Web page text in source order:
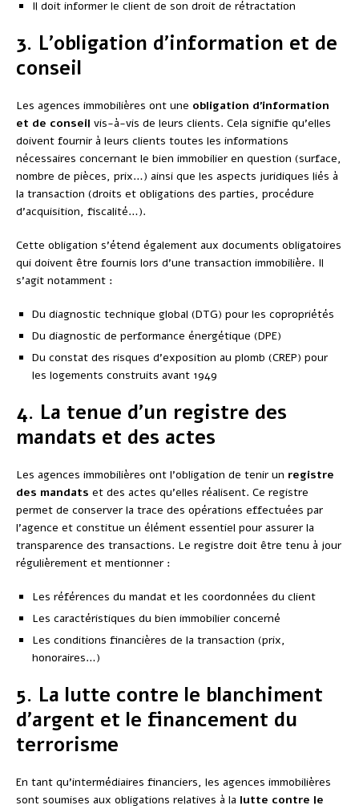
Il doit informer le client de son droit de rétractation
3. L’obligation d’information et de
conseil
Les agences immobilières ont une obligation d’information
et de conseil vis-à-vis de leurs clients. Cela signifie qu’elles
doivent fournir à leurs clients toutes les informations
nécessaires concernant le bien immobilier en question (surface,
nombre de pièces, prix…) ainsi que les aspects juridiques liés à
la transaction (droits et obligations des parties, procédure
d’acquisition, fiscalité…).
Cette obligation s’étend également aux documents obligatoires
qui doivent être fournis lors d’une transaction immobilière. Il
s’agit notamment :
Du diagnostic technique global (DTG) pour les copropriétés
Du diagnostic de performance énergétique (DPE)
Du constat des risques d’exposition au plomb (CREP) pour
les logements construits avant 1949
4. La tenue d’un registre des
mandats et des actes
Les agences immobilières ont l’obligation de tenir un registre
des mandats et des actes qu’elles réalisent. Ce registre
permet de conserver la trace des opérations effectuées par
l’agence et constitue un élément essentiel pour assurer la
transparence des transactions. Le registre doit être tenu à jour
régulièrement et mentionner :
Les références du mandat et les coordonnées du client
Les caractéristiques du bien immobilier concerné
Les conditions financières de la transaction (prix,
honoraires…)
5. La lutte contre le blanchiment
d’argent et le financement du
terrorisme
En tant qu’intermédiaires financiers, les agences immobilières
sont soumises aux obligations relatives à la lutte contre le